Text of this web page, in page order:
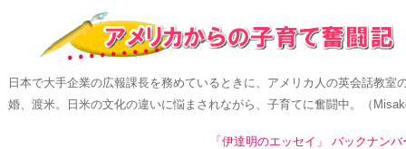
日本で大手企業の広報課長を務めているときに、アメリカ人の英会話教室
婚、渡米。日米の文化の違いに悩まされながら、子育てに奮闘中。（
「伊達明のエッセイ」 バックナンバ